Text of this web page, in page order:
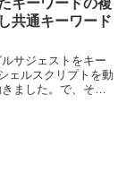
キーワードの複
共通キーワード
サジェストをキー
ェルスクリプトを動
ました。で、それ